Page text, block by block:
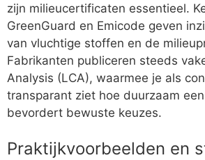
zijn milieucertificaten essentieel.
GreenGuard en Emicode geven
van vluchtige stoffen en de
Fabrikanten publiceren steeds
Analysis (LCA), waarmee je als
transparant ziet hoe duurzaam
bevordert bewuste keuzes.
Praktijkvoorbeelden en